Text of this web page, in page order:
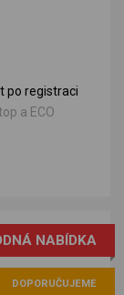
po registraci
a ECO
NABÍDKA
DOPORUČUJEME